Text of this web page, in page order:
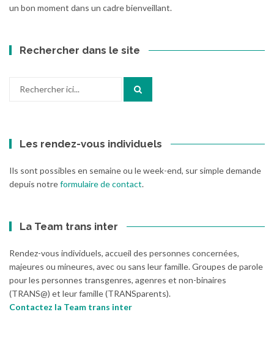
un bon moment dans un cadre bienveillant.
Rechercher dans le site
Les rendez-vous individuels
Ils sont possibles en semaine ou le week-end, sur simple demande
depuis notreformulaire de contact.
La Team trans inter
Rendez-vous individuels, accueil des personnes concernées,
majeures ou mineures, avec ou sans leur famille. Groupes de parole
pour les personnes transgenres, agenres et non-binaires
(TRANS@) et leur famille (TRANSparents).
Contactez la Team trans inter